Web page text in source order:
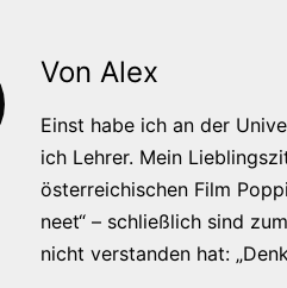
Von Alex
Einst habe ich an der
ich Lehrer. Mein
österreichischen Film
neet“ – schließlich sind
nicht verstanden hat: